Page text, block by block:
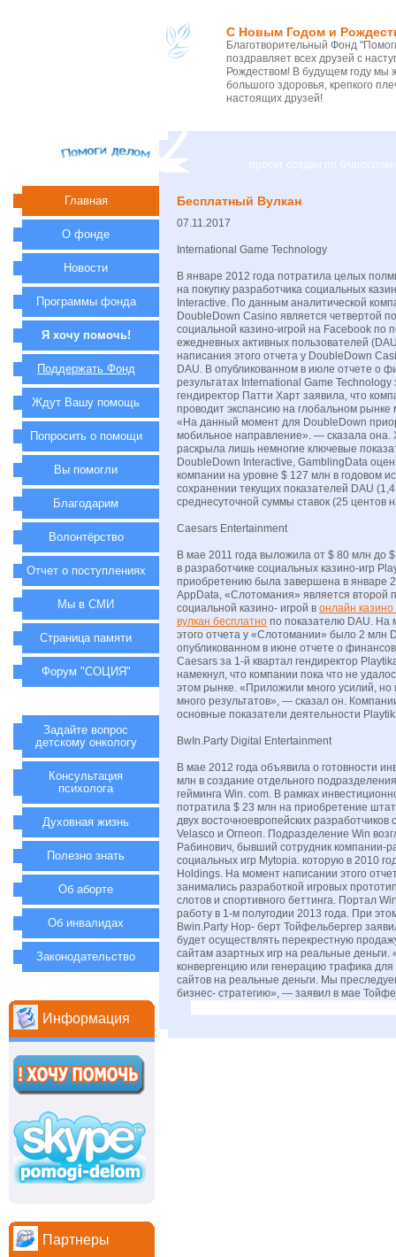
С Новым Годом и
Благотворительный Фонд
поздравляет всех друзей с
Рождеством! В будущем году
большого здоровья, крепкого
настоящих друзей!
проект создан по
Бесплатный Вулкан
07.11.2017
International Game Technology
В январе 2012 года потратила целых
на покупку разработчика социальных
Interactive. По данным аналитической
DoubleDown Casino является четвертой
социальной казино-игрой на Facebook по
ежедневных активных пользователей
написания этого отчета у DoubleDown
DAU. В опубликованном в июле отчете о
результатах International Game Technology
гендиректор Патти Харт заявила, что
проводит экспансию на глобальном рынке
«На данный момент для DoubleDown
мобильное направление». — сказала она.
раскрыла лишь немногие ключевые
DoubleDown Interactive, GamblingData
компании на уровне $ 127 млн в годовом
сохранении текущих показателей DAU
среднесуточной суммы ставок (25 центов
Caesars Entertainment
В мае 2011 года выложила от $ 80 млн до
в разработчике социальных казино-игр
приобретению была завершена в январе
AppData, «Слотомания» является второй
социальной казино- игрой в онлайн
вулкан бесплатно по показателю DAU. На
этого отчета у «Слотомании» было 2 млн
опубликованном в июне отчете о
Caesars за 1-й квартал гендиректор
намекнул, что компании пока что не
этом рынке. «Приложили много усилий, но
много результатов», — сказал он.
основные показатели деятельности
BwIn.Party Digital Entertainment
В мае 2012 года объявила о готовности
млн в создание отдельного
гейминга Win. com. В рамках
потратила $ 23 млн на приобретение
двух восточноевропейских
Velasco и Огпеоп. Подразделение Win
Рабинович, бывший сотрудник компании-
социальных игр Mytopia. которую в 2010
Holdings. На момент написании этого
занимались разработкой игровых
слотов и спортивного беттинга. Портал
работу в 1-м полугодии 2013 года. При
Bwin.Party Нор- берт Тойфельбергер
будет осуществлять перекрестную
сайтам азартных игр на реальные
конвергенцию или генерацию трафика
сайтов на реальные деньги. Мы
бизнес- стратегию», — заявил в мае
Главная
О фонде
Новости
Программы фонда
Я хочу помочь!
Поддержать Фонд
Ждут Вашу помощь
Попросить о помощи
Вы помогли
Благодарим
Волонтёрство
Отчет о поступлениях
Мы в СМИ
Страница памяти
Форум "СОЦИЯ"
Задайте вопрос
детскому онкологу
Консультация
психолога
Духовная жизнь
Полезно знать
Об аборте
Об инвалидах
Законодательство
Информация
Партнеры